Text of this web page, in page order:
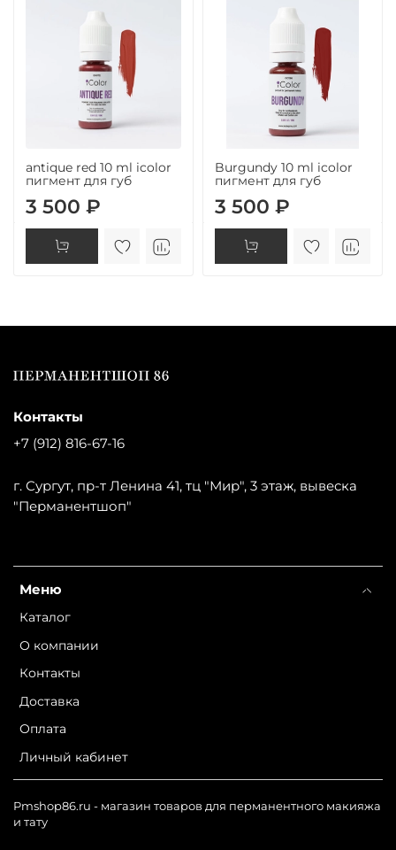
antique red 10 ml icolor
пигмент для губ
3 500 ₽
Burgundy 10 ml icolor
пигмент для губ
3 500 ₽
Меню
Каталог
О компании
Контакты
Доставка
Оплата
Личный кабинет
Контакты
+7 (912) 816-67-16
г. Сургут, пр-т Ленина 41, тц "Мир", 3 этаж, вывеска
"Перманентшоп"
Pmshop86.ru - магазин товаров для перманентного макияжа
и тату